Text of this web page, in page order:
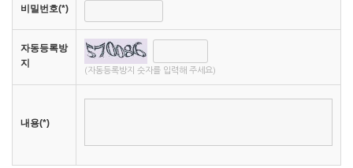
비밀번호(*)
자동등록방
지
(자동등록방지 숫자를 입력해 주세요)
내용(*)